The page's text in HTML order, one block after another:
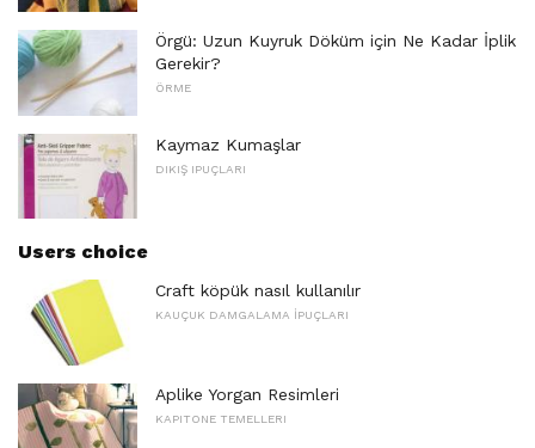
Örgü: Uzun Kuyruk Döküm için Ne Kadar İplik
Gerekir?
ÖRME
Kaymaz Kumaşlar
DIKIŞ IPUÇLARI
Users choice
Craft köpük nasıl kullanılır
KAUÇUK DAMGALAMA İPUÇLARI
Aplike Yorgan Resimleri
KAPITONE TEMELLERI